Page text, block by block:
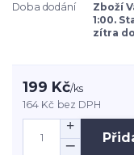
Doba dodání
Zboží
1:00.
zítra
199 Kč/ks
164 Kč bez DPH